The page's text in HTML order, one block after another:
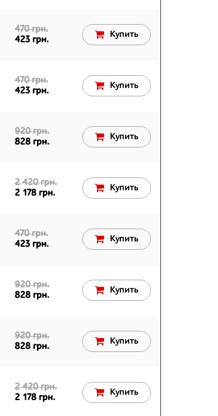
470 грн.
423 грн.
Купить
470 грн.
423 грн.
Купить
920 грн.
828 грн.
Купить
2 420 грн.
2 178 грн.
Купить
470 грн.
423 грн.
Купить
920 грн.
828 грн.
Купить
920 грн.
828 грн.
Купить
2 420 грн.
2 178 грн.
Купить